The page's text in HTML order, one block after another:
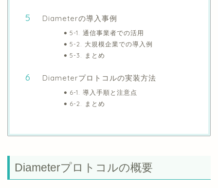
Diameterの導入事例
5-1. 通信事業者での活用
5-2. 大規模企業での導入例
5-3. まとめ
Diameterプロトコルの実装方法
6-1. 導入手順と注意点
6-2. まとめ
Diameterプロトコルの概要